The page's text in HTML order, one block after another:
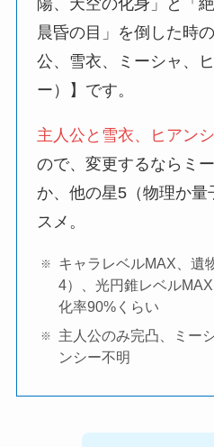
陽、天空の化身」と「
晨昏の目」を倒した時
公、雪衣、ミーシャ、
ー）】です。
主人公と雪衣、ヒアン
ので、変更するならミ
か、他の星5（物理か量
スメ。
キャラレベルMAX、遺
4）、光円錐レベル
化率90%くらい
主人公のみ完凸、ミー
ンシー不明